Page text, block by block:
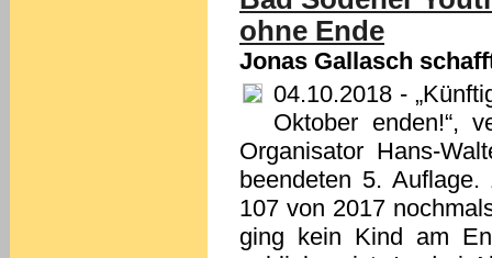
ohne Ende
Jonas Gallasch
04.10.2018 -
Oktober enden!“,
Organisator Hans-
beendeten 5.
107 von 2017
ging kein Kind am